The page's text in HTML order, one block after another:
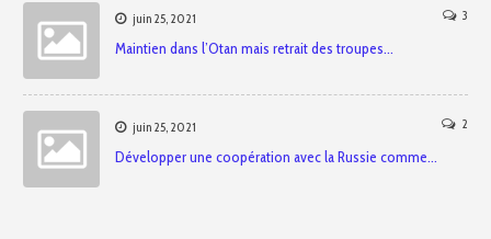
juin 25, 2021 3
Maintien dans l’Otan mais retrait des troupes…
juin 25, 2021 2
Développer une coopération avec la Russie comme…